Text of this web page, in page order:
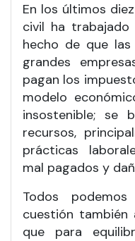
En los últimos
civil ha
hecho de que
grandes
pagan los
modelo
insostenible; se
recursos,
prácticas
mal pagados y
Todos
cuestión también
que para